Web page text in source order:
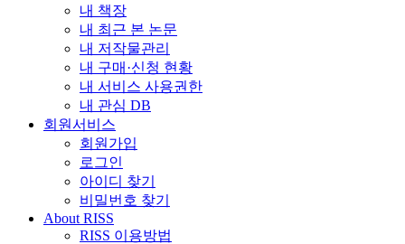
내 책장
내 최근 본 논문
내 저작물관리
내 구매·신청 현황
내 서비스 사용권한
내 관심 DB
회원서비스
회원가입
로그인
아이디 찾기
비밀번호 찾기
About RISS
RISS 이용방법